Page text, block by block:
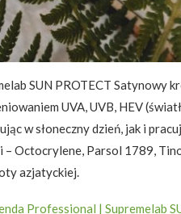
SUN PROTECT Satynowy
UVA, UVB, HEV
w słoneczny dzień, jak i
– Octocrylene, Parsol 1789,
azjatyckiej.